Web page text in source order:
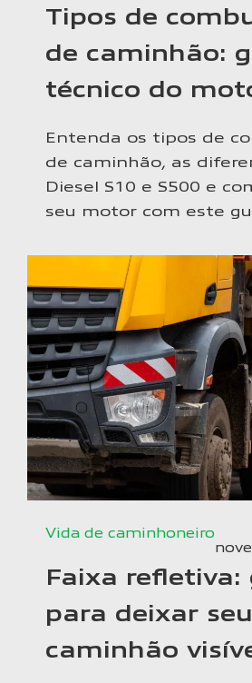
Tipos de
de caminhão:
técnico do
Entenda os tipos de
de caminhão, as
Diesel S10 e S500 e
seu motor com este
Vida de caminhoneiro
Faixa refletiva:
para deixar seu
caminhão